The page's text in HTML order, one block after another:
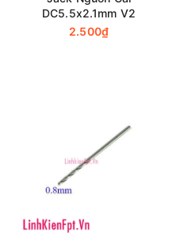
DC5.5x2.1mm V2
2.500₫